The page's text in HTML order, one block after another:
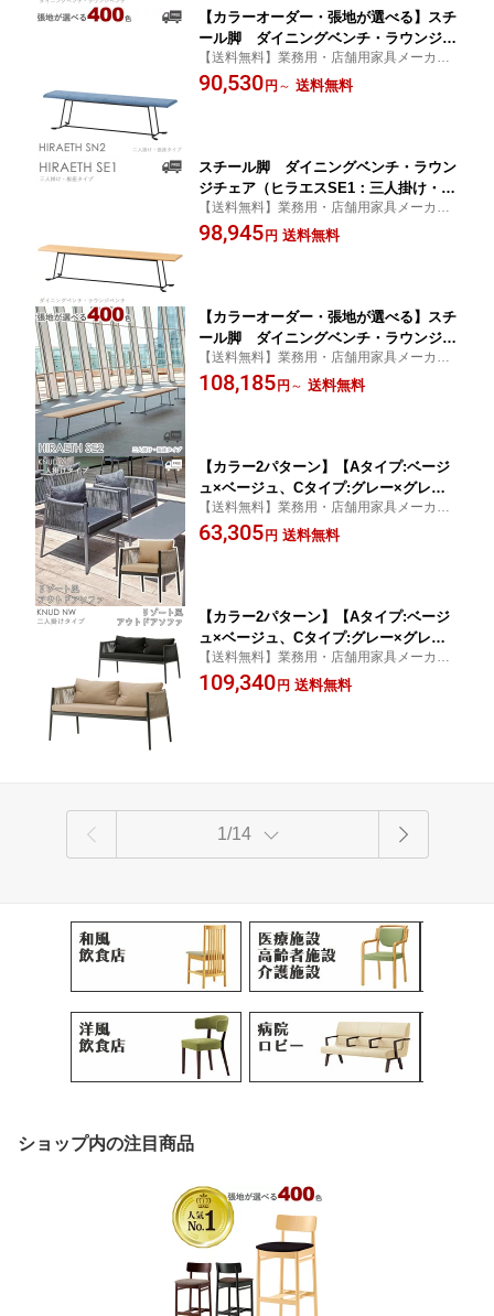
【カラーオーダー・張地が選べる】スチ
ール脚 ダイニングベンチ・ラウンジチ
ェア（ヒラエスSN2：二人掛け・張座タ
イプ）HIRAETH クレス おしゃれ(CRE
【送料無料】業務用・店舗用家具メーカー
直送の高品質な家具をご家庭でも
90,530 円 ～ 送料無料
スチール脚 ダイニングベンチ・ラウン
ジチェア（ヒラエスSE1：三人掛け・板
座タイプ）HIRAETH クレス おしゃれ(C
RES)[ロビー・ラウンジ・商業施設] 椅
【送料無料】業務用・店舗用家具メーカー
直送の高品質な家具をご家庭でも
98,945 円 送料無料
【カラーオーダー・張地が選べる】スチ
ール脚 ダイニングベンチ・ラウンジチ
ェア（ヒラエスSE2：三人掛け・張座タ
イプ）HIRAETH クレス おしゃれ(CRE
【送料無料】業務用・店舗用家具メーカー
直送の高品質な家具をご家庭でも
108,185 円 ～ 送料無料
【カラー2パターン】【Aタイプ:ベージ
ュ×ベージュ、Cタイプ:グレー×グレ
ー】一人掛けガーデンソファ・ラウンジ
ソファ（クヌートW）KNUD クレス お
【送料無料】業務用・店舗用家具メーカー
直送の高品質な家具をご家庭でも
63,305 円 送料無料
【カラー2パターン】【Aタイプ:ベージ
ュ×ベージュ、Cタイプ:グレー×グレ
ー】二人掛けガーデンソファ・ラウンジ
ソファ（クヌートNW）KNUD クレス
【送料無料】業務用・店舗用家具メーカー
直送の高品質な家具をご家庭でも
109,340 円 送料無料
1/14
ショップ内の注目商品